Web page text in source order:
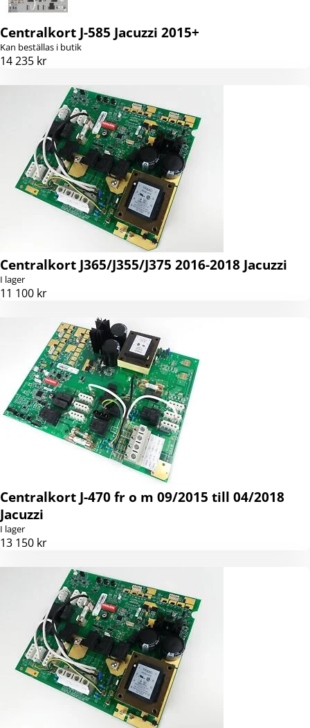
Centralkort J-585 Jacuzzi 2015+
Kan beställas i butik
14 235 kr
Centralkort J365/J355/J375 2016-2018 Jacuzzi
I lager
11 100 kr
Centralkort J-470 fr o m 09/2015 till 04/2018
Jacuzzi
I lager
13 150 kr